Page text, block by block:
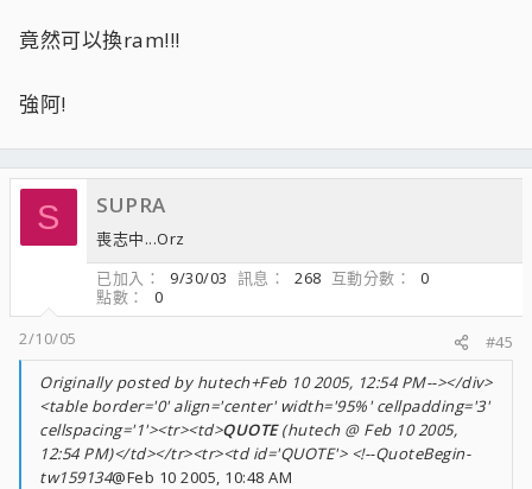
竟然可以換ram!!!
強阿!
S SUPRA
喪志中...Orz
已加入
9/30/03 訊息 268 互動分數
0
點數
0
2/10/05
#45
Originally posted by hutech+Feb 10 2005, 12:54 PM--></div>
<table border='0' align='center' width='95%' cellpadding='3'
cellspacing='1'><tr><td>QUOTE(hutech @ Feb 10 2005,
12:54 PM)</td></tr><tr><td id='QUOTE'> <!--QuoteBegin-
tw159134@Feb 10 2005, 10:48 AM